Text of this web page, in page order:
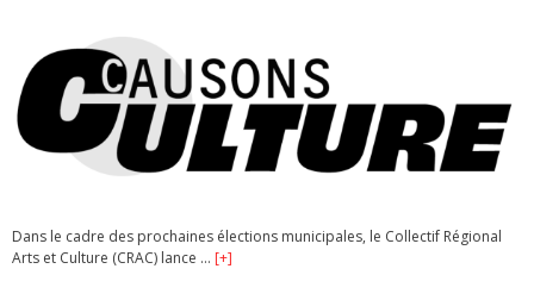
Dans le cadre des prochaines élections municipales, le Collectif Régional
Arts et Culture (CRAC) lance … [+]